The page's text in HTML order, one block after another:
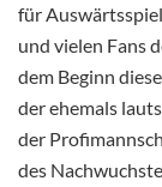
für
und vielen Fans
dem Beginn
der ehemals
der
des